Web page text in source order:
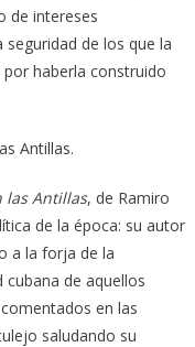
de intereses
de los que la
haberla construido
Antillas.
las Antillas, de Ramiro
de la época: su autor
a la forja de la
de aquellos
en las
saludando su